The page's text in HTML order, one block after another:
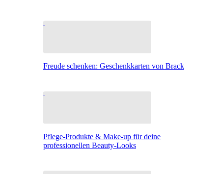
Freude schenken: Geschenkkarten von Brack
Pflege-Produkte & Make-up für deine
professionellen Beauty-Looks